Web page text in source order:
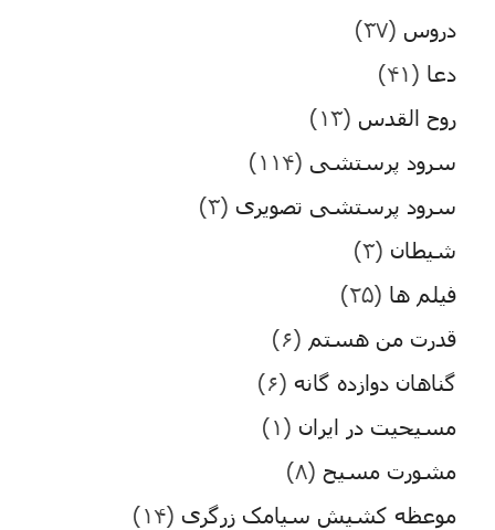
دروس (۳۷)
دعا (۴۱)
روح القدس (۱۳)
سرود پرستشی (۱۱۴)
سرود پرستشی تصویری (۳)
شیطان (۳)
فیلم ها (۲۵)
قدرت من هستم (۶)
گناهان دوازده گانه (۶)
مسیحیت در ایران (۱)
مشورت مسیح (۸)
موعظه کشیش سیامک زرگری (۱۴)